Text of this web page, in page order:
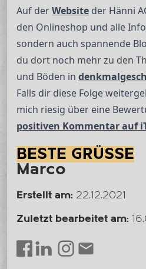
Auf derWebsite der Hänni
den Onlineshop und alle
sondern auch spannende
du dort noch mehr zu den
und Böden in
Falls dir diese Folge
mich riesig über eine
positiven Kommentar auf
BESTE GRÜSSE
Marco
Erstellt am: 22.12.2021
Zuletzt bearbeitet am:
Facebook
LinkedInInstagramEnvelope